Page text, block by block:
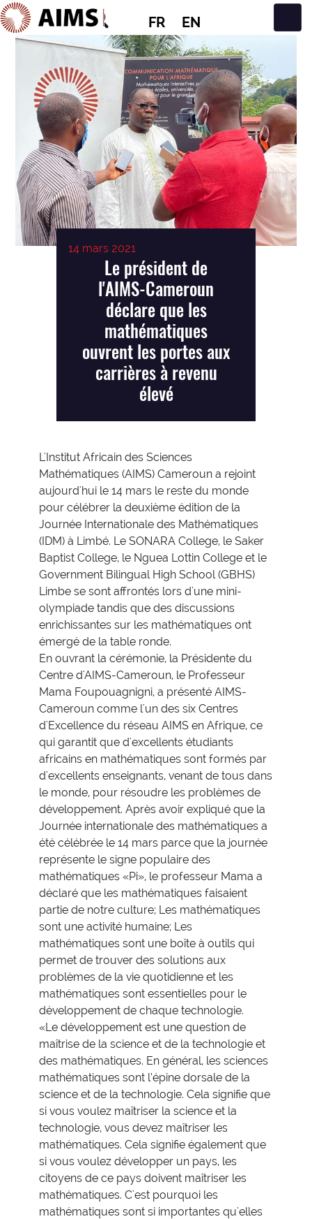
FR EN
Navigation principale
14 mars 2021
Le président de
l'AIMS-Cameroun
déclare que les
mathématiques
ouvrent les portes aux
carrières à revenu
élevé
L'Institut Africain des Sciences
Mathématiques (AIMS) Cameroun a rejoint
aujourd'hui le 14 mars le reste du monde
pour célébrer la deuxième édition de la
Journée Internationale des Mathématiques
(IDM) à Limbé. Le SONARA College, le Saker
Baptist College, le Nguea Lottin College et le
Government Bilingual High School (GBHS)
Limbe se sont affrontés lors d'une mini-
olympiade tandis que des discussions
enrichissantes sur les mathématiques ont
émergé de la table ronde.
En ouvrant la cérémonie, la Présidente du
Centre d'AIMS-Cameroun, le Professeur
Mama Foupouagnigni, a présenté AIMS-
Cameroun comme l'un des six Centres
d'Excellence du réseau AIMS en Afrique, ce
qui garantit que d'excellents étudiants
africains en mathématiques sont formés par
d'excellents enseignants, venant de tous dans
le monde, pour résoudre les problèmes de
développement. Après avoir expliqué que la
Journée internationale des mathématiques a
été célébrée le 14 mars parce que la journée
représente le signe populaire des
mathématiques «Pi», le professeur Mama a
déclaré que les mathématiques faisaient
partie de notre culture; Les mathématiques
sont une activité humaine; Les
mathématiques sont une boîte à outils qui
permet de trouver des solutions aux
problèmes de la vie quotidienne et les
mathématiques sont essentielles pour le
développement de chaque technologie.
«Le développement est une question de
maîtrise de la science et de la technologie et
des mathématiques. En général, les sciences
mathématiques sont l’épine dorsale de la
science et de la technologie. Cela signifie que
si vous voulez maîtriser la science et la
technologie, vous devez maîtriser les
mathématiques. Cela signifie également que
si vous voulez développer un pays, les
citoyens de ce pays doivent maîtriser les
mathématiques. C'est pourquoi les
mathématiques sont si importantes qu'elles